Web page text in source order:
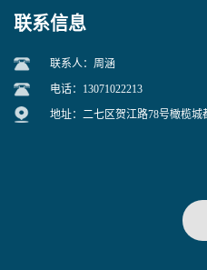
联系信息
联系人：周涵
电话：13071022213
地址：二七区贺江路78号橄榄城